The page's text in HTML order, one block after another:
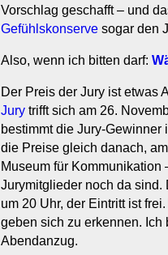
Vorschlag geschafft – und
Gefühlskonserve sogar den
Also, wenn ich bitten darf:
Der Preis der Jury ist etwas
Jury trifft sich am 26.
bestimmt die Jury-
die Preise gleich danach,
Museum für
Jurymitglieder noch da sind.
um 20 Uhr, der Eintritt ist
geben sich zu erkennen.
Abendanzug.